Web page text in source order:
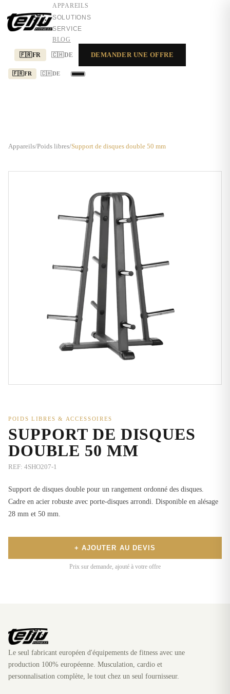
APPAREILS
SOLUTIONS
SERVICE
BLOG
🇫🇷FR 🇨🇭 DE DEMANDER UNE OFFRE
🇫🇷FR 🇨🇭 DE
Appareils/Poids libres/Support de disques double 50 mm
POIDS LIBRES & ACCESSOIRES
SUPPORT DE DISQUES
DOUBLE 50 MM
REF: 4SHO207-1
Support de disques double pour un rangement ordonné des disques.
Cadre en acier robuste avec porte-disques arrondi. Disponible en alésage
28 mm et 50 mm.
+ AJOUTER AU DEVIS
Prix sur demande, ajouté à votre offre
Le seul fabricant européen d'équipements de fitness avec une
production 100% européenne. Musculation, cardio et
personnalisation complète, le tout chez un seul fournisseur.